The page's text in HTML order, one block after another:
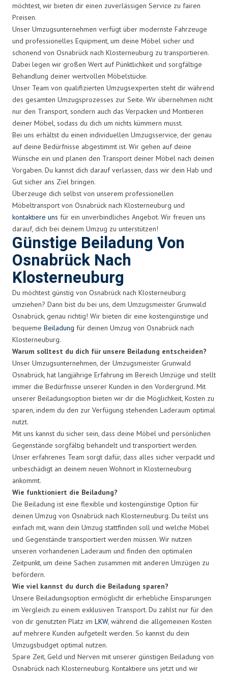
möchtest, wir bieten dir einen zuverlässigen Service zu fairen
Preisen.
Unser Umzugsunternehmen verfügt über modernste Fahrzeuge
und professionelles Equipment, um deine Möbel sicher und
schonend von Osnabrück nach Klosterneuburg zu transportieren.
Dabei legen wir großen Wert auf Pünktlichkeit und sorgfältige
Behandlung deiner wertvollen Möbelstücke.
Unser Team von qualifizierten Umzugsexperten steht dir während
des gesamten Umzugsprozesses zur Seite. Wir übernehmen nicht
nur den Transport, sondern auch das Verpacken und Montieren
deiner Möbel, sodass du dich um nichts kümmern musst.
Bei uns erhältst du einen individuellen Umzugsservice, der genau
auf deine Bedürfnisse abgestimmt ist. Wir gehen auf deine
Wünsche ein und planen den Transport deiner Möbel nach deinen
Vorgaben. Du kannst dich darauf verlassen, dass wir dein Hab und
Gut sicher ans Ziel bringen.
Überzeuge dich selbst von unserem professionellen
Möbeltransport von Osnabrück nach Klosterneuburg und
kontaktiere uns für ein unverbindliches Angebot. Wir freuen uns
darauf, dich bei deinem Umzug zu unterstützen!
Günstige Beiladung Von
Osnabrück Nach
Klosterneuburg
Du möchtest günstig von Osnabrück nach Klosterneuburg
umziehen? Dann bist du bei uns, dem Umzugsmeister Grunwald
Osnabrück, genau richtig! Wir bieten dir eine kostengünstige und
bequeme Beiladung für deinen Umzug von Osnabrück nach
Klosterneuburg.
Warum solltest du dich für unsere Beiladung entscheiden?
Unser Umzugsunternehmen, der Umzugsmeister Grunwald
Osnabrück, hat langjährige Erfahrung im Bereich Umzüge und stellt
immer die Bedürfnisse unserer Kunden in den Vordergrund. Mit
unserer Beiladungsoption bieten wir dir die Möglichkeit, Kosten zu
sparen, indem du den zur Verfügung stehenden Laderaum optimal
nutzt.
Mit uns kannst du sicher sein, dass deine Möbel und persönlichen
Gegenstände sorgfältig behandelt und transportiert werden.
Unser erfahrenes Team sorgt dafür, dass alles sicher verpackt und
unbeschädigt an deinem neuen Wohnort in Klosterneuburg
ankommt.
Wie funktioniert die Beiladung?
Die Beiladung ist eine flexible und kostengünstige Option für
deinen Umzug von Osnabrück nach Klosterneuburg. Du teilst uns
einfach mit, wann dein Umzug stattfinden soll und welche Möbel
und Gegenstände transportiert werden müssen. Wir nutzen
unseren vorhandenen Laderaum und finden den optimalen
Zeitpunkt, um deine Sachen zusammen mit anderen Umzügen zu
befördern.
Wie viel kannst du durch die Beiladung sparen?
Unsere Beiladungsoption ermöglicht dir erhebliche Einsparungen
im Vergleich zu einem exklusiven Transport. Du zahlst nur für den
von dir genutzten Platz im LKW, während die allgemeinen Kosten
auf mehrere Kunden aufgeteilt werden. So kannst du dein
Umzugsbudget optimal nutzen.
Spare Zeit, Geld und Nerven mit unserer günstigen Beiladung von
Osnabrück nach Klosterneuburg. Kontaktiere uns jetzt und wir